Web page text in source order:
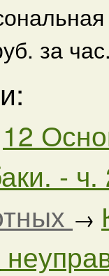
за
12
- ч.
→